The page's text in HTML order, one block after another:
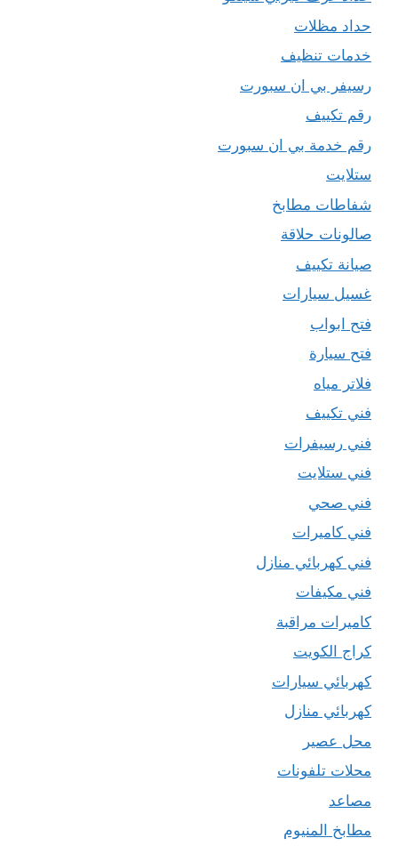
حداد مظلات
خدمات تنظيف
رسيفر بي ان سبورت
رقم تكييف
رقم خدمة بي ان سبورت
ستلايت
شفاطات مطابخ
صالونات حلاقة
صيانة تكييف
غسيل سيارات
فتح ابواب
فتح سيارة
فلاتر مياه
فني تكييف
فني رسيفرات
فني ستلايت
فني صحي
فني كاميرات
فني كهربائي منازل
فني مكيفات
كاميرات مراقبة
كراج الكويت
كهربائي سيارات
كهربائي منازل
محل عصير
محلات تلفونات
مصاعد
مطابخ المنيوم